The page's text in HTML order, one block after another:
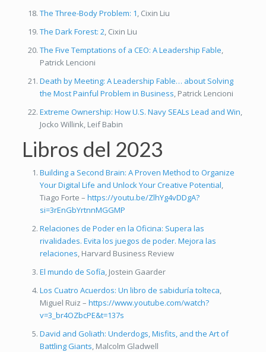
The Three-Body Problem: 1 , Cixin Liu
The Dark Forest: 2 , Cixin Liu
The Five Temptations of a CEO: A Leadership Fable
Patrick Lencioni
Death by Meeting: A Leadership Fable… about Solving
the Most Painful Problem in Business , Patrick Lencioni
Extreme Ownership: How U.S. Navy SEALs Lead and Win
Jocko Willink, Leif Babin
Libros del 2023
Building a Second Brain: A Proven Method to Organize
Your Digital Life and Unlock Your Creative Potential
Tiago Forte – https://youtu.be/ZlhYg4vDDgA?
si=3rEnGbYrtnnMGGMP
Relaciones de Poder en la Oficina: Supera las
rivalidades. Evita los juegos de poder. Mejora las
relaciones , Harvard Business Review
El mundo de Sofía , Jostein Gaarder
Los Cuatro Acuerdos: Un libro de sabiduría tolteca
Miguel Ruiz – https://www.youtube.com/watch?
v=3_br4OZbcPE&t=137s
David and Goliath: Underdogs, Misfits, and the Art of
Battling Giants , Malcolm Gladwell